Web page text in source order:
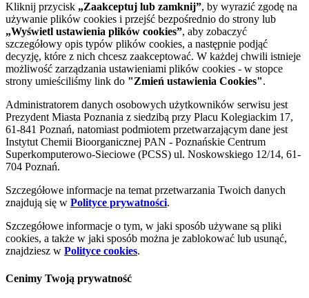
Kliknij przycisk „Zaakceptuj lub zamknij”, by wyrazić zgodę na
używanie plików cookies i przejść bezpośrednio do strony lub
„Wyświetl ustawienia plików cookies”, aby zobaczyć
szczegółowy opis typów plików cookies, a następnie podjąć
decyzję, które z nich chcesz zaakceptować. W każdej chwili istnieje
możliwość zarządzania ustawieniami plików cookies - w stopce
strony umieściliśmy link do "Zmień ustawienia Cookies".
Administratorem danych osobowych użytkowników serwisu jest
Prezydent Miasta Poznania z siedzibą przy Placu Kolegiackim 17,
61-841 Poznań, natomiast podmiotem przetwarzającym dane jest
Instytut Chemii Bioorganicznej PAN - Poznańskie Centrum
Superkomputerowo-Sieciowe (PCSS) ul. Noskowskiego 12/14, 61-
704 Poznań.
Szczegółowe informacje na temat przetwarzania Twoich danych
znajdują się w Polityce prywatności.
Szczegółowe informacje o tym, w jaki sposób używane są pliki
cookies, a także w jaki sposób można je zablokować lub usunąć,
znajdziesz w Polityce cookies.
Cenimy Twoją prywatność